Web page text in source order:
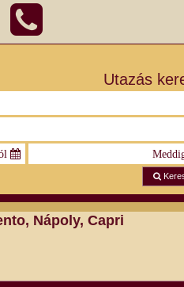
Utazás
Nápoly, Capri